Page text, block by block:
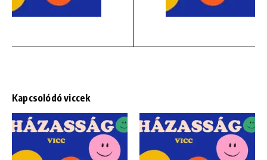
Kapcsolódó viccek